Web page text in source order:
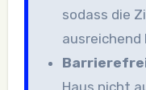
sodass die
ausreichend